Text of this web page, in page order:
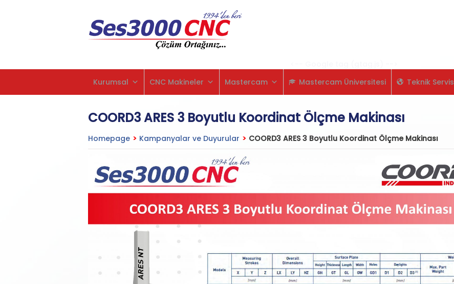
Kurumsal
CNC Makineler Mastercam Mastercam Üniversitesi Teknik Servis
COORD3 ARES 3 Boyutlu Koordinat Ölçme Makinası
Homepage > Kampanyalar ve Duyurular > COORD3 ARES 3 Boyutlu Koordinat Ölçme Makinası